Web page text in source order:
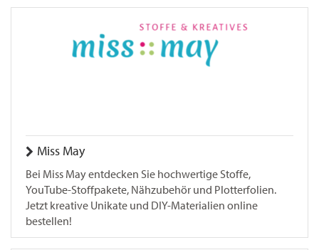
Miss May
Bei Miss May entdecken Sie hochwertige Stoffe,
YouTube-Stoffpakete, Nähzubehör und Plotterfolien.
Jetzt kreative Unikate und DIY-Materialien online
bestellen!